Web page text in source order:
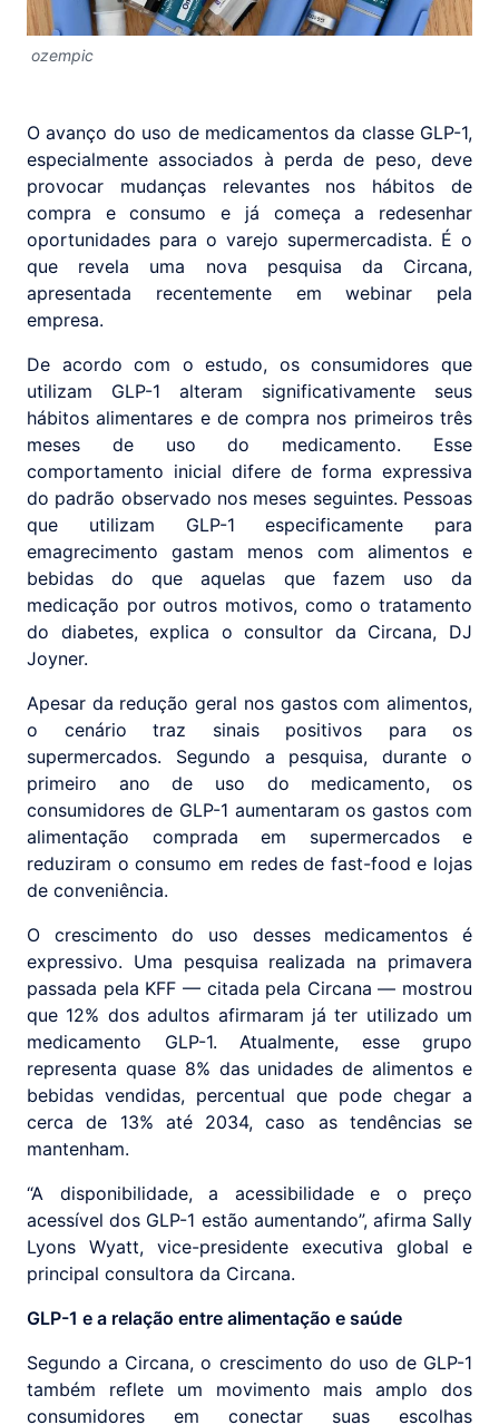
ozempic
O avanço do uso de medicamentos da classe GLP-1,
especialmente associados à perda de peso, deve
provocar mudanças relevantes nos hábitos de
compra e consumo e já começa a redesenhar
oportunidades para o varejo supermercadista. É o
que revela uma nova pesquisa da Circana,
apresentada recentemente em webinar pela
empresa.
De acordo com o estudo, os consumidores que
utilizam GLP-1 alteram significativamente seus
hábitos alimentares e de compra nos primeiros três
meses de uso do medicamento. Esse
comportamento inicial difere de forma expressiva
do padrão observado nos meses seguintes. Pessoas
que utilizam GLP-1 especificamente para
emagrecimento gastam menos com alimentos e
bebidas do que aquelas que fazem uso da
medicação por outros motivos, como o tratamento
do diabetes, explica o consultor da Circana, DJ
Joyner.
Apesar da redução geral nos gastos com alimentos,
o cenário traz sinais positivos para os
supermercados. Segundo a pesquisa, durante o
primeiro ano de uso do medicamento, os
consumidores de GLP-1 aumentaram os gastos com
alimentação comprada em supermercados e
reduziram o consumo em redes de fast-food e lojas
de conveniência.
O crescimento do uso desses medicamentos é
expressivo. Uma pesquisa realizada na primavera
passada pela KFF — citada pela Circana — mostrou
que 12% dos adultos afirmaram já ter utilizado um
medicamento GLP-1. Atualmente, esse grupo
representa quase 8% das unidades de alimentos e
bebidas vendidas, percentual que pode chegar a
cerca de 13% até 2034, caso as tendências se
mantenham.
“A disponibilidade, a acessibilidade e o preço
acessível dos GLP-1 estão aumentando”, afirma Sally
Lyons Wyatt, vice-presidente executiva global e
principal consultora da Circana.
GLP-1 e a relação entre alimentação e saúde
Segundo a Circana, o crescimento do uso de GLP-1
também reflete um movimento mais amplo dos
consumidores em conectar suas escolhas